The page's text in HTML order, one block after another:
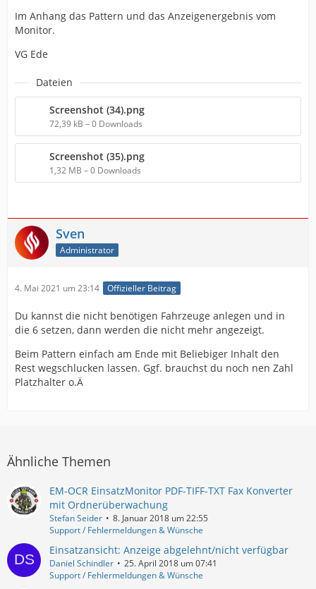
Im Anhang das Pattern und das Anzeigenergebnis vom
Monitor.
VG Ede
Dateien
Screenshot (34).png
72,39 kB – 0 Downloads
Screenshot (35).png
1,32 MB – 0 Downloads
Sven
Administrator
4. Mai 2021 um 23:14 Offizieller Beitrag
Du kannst die nicht benötigen Fahrzeuge anlegen und in
die 6 setzen, dann werden die nicht mehr angezeigt.
Beim Pattern einfach am Ende mit Beliebiger Inhalt den
Rest wegschlucken lassen. Ggf. brauchst du noch nen Zahl
Platzhalter o.Ä
Ähnliche Themen
EM-OCR EinsatzMonitor PDF-TIFF-TXT Fax Konverter
mit Ordnerüberwachung
Stefan Seider
8. Januar 2018 um 22:55
Support / Fehlermeldungen & Wünsche
Einsatzansicht: Anzeige abgelehnt/nicht verfügbar
Daniel Schindler
25. April 2018 um 07:41
Support / Fehlermeldungen & Wünsche